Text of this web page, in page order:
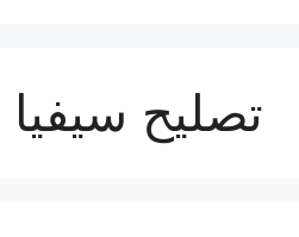
تصليح سيفيا